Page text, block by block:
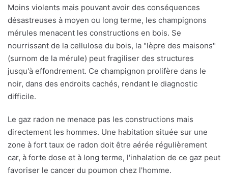
Moins violents mais pouvant avoir des conséquences
désastreuses à moyen ou long terme, les champignons
mérules menacent les constructions en bois. Se
nourrissant de la cellulose du bois, la "lèpre des maisons"
(surnom de la mérule) peut fragiliser des structures
jusqu'à effondrement. Ce champignon prolifère dans le
noir, dans des endroits cachés, rendant le diagnostic
difficile.
Le gaz radon ne menace pas les constructions mais
directement les hommes. Une habitation située sur une
zone à fort taux de radon doit être aérée régulièrement
car, à forte dose et à long terme, l'inhalation de ce gaz peut
favoriser le cancer du poumon chez l'homme.